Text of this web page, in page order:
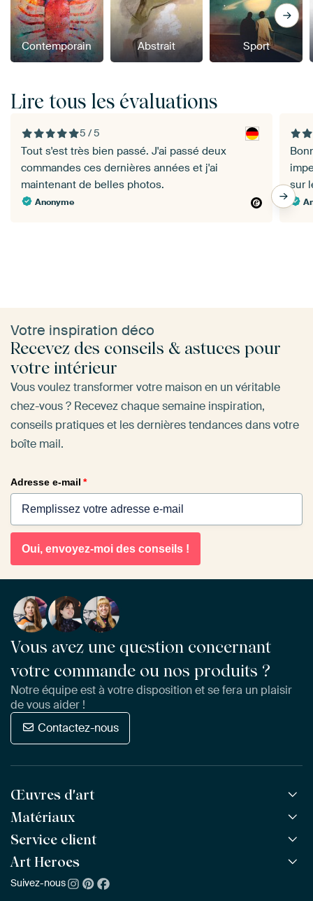
Contemporain Abstrait Sport
Lire tous les évaluations
5 / 5
Tout s'est très bien passé. J'ai passé deux
commandes ces dernières années et j'ai
maintenant de belles photos.
Anonyme
sur
Votre inspiration déco
Recevez des conseils & astuces pour
votre intérieur
Vous voulez transformer votre maison en un véritable
chez-vous ? Recevez chaque semaine inspiration,
conseils pratiques et les dernières tendances dans votre
boîte mail.
Adresse e-mail *
Oui, envoyez-moi des conseils !
Vous avez une question concernant
votre commande ou nos produits ?
Notre équipe est à votre disposition et se fera un plaisir
de vous aider !
Contactez-nous
Œuvres d'art
Toutes les œuvres
Toutes les collections
Tous les artistes
Meilleures ventes
Matériaux
ArtFrame™ POPULAIRE
ArtFrame™ en bois
Toile
Service client
Questions fréquentes
Commander
Art Heroes
À propos de nous
Suivez-nous